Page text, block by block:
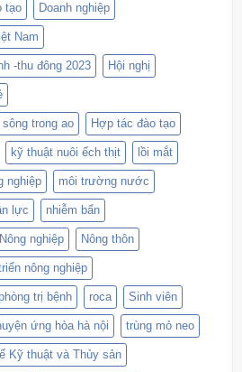
tạo Doanh nghiệp
Nam
-thu đông 2023 Hội nghị
trong ao Hợp tác đào tạo
kỹ thuật nuôi ếch thịt lồi mắt
nghiệp môi trường nước
lực nhiễm bẩn
Nông nghiệp Nông thôn
nông nghiệp
trị bệnh roca Sinh viên
ứng hòa hà nội trùng mỏ neo
Kỹ thuật và Thủy sản